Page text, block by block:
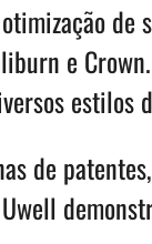
de
e Crown.
estilos
de